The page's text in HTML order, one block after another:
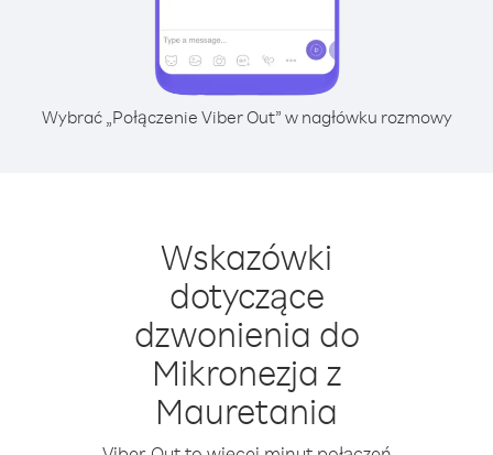
Wybrać „Połączenie Viber Out” w nagłówku rozmowy
Wskazówki
dotyczące
dzwonienia do
Mikronezja z
Mauretania